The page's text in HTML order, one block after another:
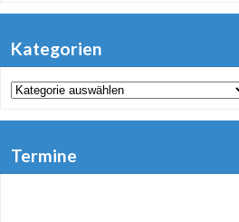
Kategorien
Kategorien
Termine